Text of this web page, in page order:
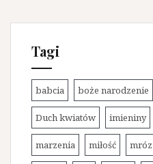
g
r
i
e
Tagi
babcia boże narodzenie
Duch kwiatów imieniny
marzenia miłość mróz